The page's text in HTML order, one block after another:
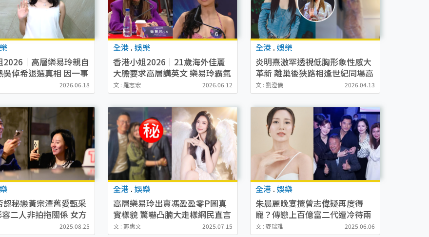
2026｜高層樂易玲親自
吳倬希退選真相 因一事
年再嚟
2026.06.18
全港 . 娛樂
香港小姐2026｜21歲海外佳麗
大膽要求高層講英文 樂易玲霸氣
回絕晒威嚴令人即刻怯
文 : 羅志宏 2026.06.12
全港 .娛樂
炎明熹激罕透視低胸形象性感大
革新 離巢後狹路相逢世紀同場高
層樂易玲
文 : 劉澄儀 2026.04.13
認秘戀黃宗澤舊愛甄采
二人非拍拖關係 女方
有話？
2025.08.25
全港 . 娛樂
高層樂易玲出賣馮盈盈零P圖真
實樣貌 驚嚇凸腩大走樣網民直言
認唔出！
文 : 鄭惠文 2025.07.15
全港 .娛樂
朱晨麗晚宴攬曾志偉疑再度得
寵？傳戀上百億富二代遭冷待兩
年冇劇拍！成功躋身上流圈生活
文 : 麥瑞雅 2025.06.06